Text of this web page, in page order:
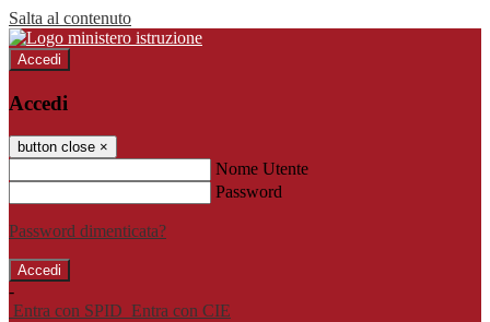
Salta al contenuto
Accedi
Accedi
button close ×
Nome Utente
Password
Password dimenticata?
-
Entra con SPID Entra con CIE